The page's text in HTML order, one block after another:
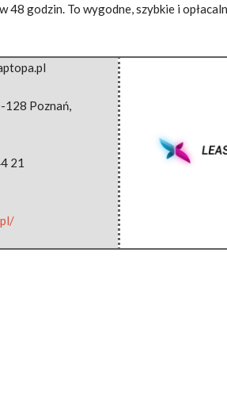
48 godzin. To wygodne, szybkie i
128 Poznań
21